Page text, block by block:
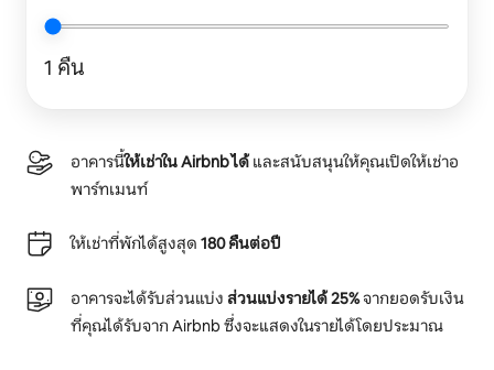
1 คืน
อาคารนี้ให้เช่าใน Airbnb ได้ และสนับสนุนให้คุณเปิดให้เช่าอ
พาร์ทเมนท์
ให้เช่าที่พักได้สูงสุด 180 คืนต่อปี
อาคารจะได้รับส่วนแบ่ง ส่วนแบ่งรายได้ 25%จากยอดรับเงิน
ที่คุณได้รับจาก Airbnb ซึ่งจะแสดงในรายได้โดยประมาณ